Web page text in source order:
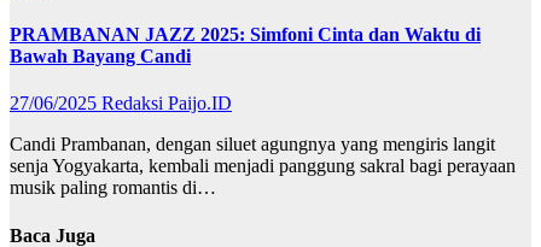
PRAMBANAN JAZZ 2025: Simfoni Cinta dan Waktu di
Bawah Bayang Candi
27/06/2025 Redaksi Paijo.ID
Candi Prambanan, dengan siluet agungnya yang mengiris langit
senja Yogyakarta, kembali menjadi panggung sakral bagi perayaan
musik paling romantis di…
Baca Juga